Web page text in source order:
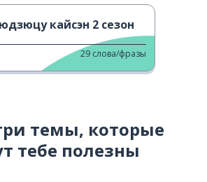
кайсэн 2 сезон
29 слова/фразы
темы, которые
тебе полезны